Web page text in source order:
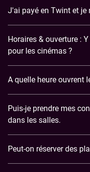
J'ai payé en Twint et je
Horaires & ouverture :
pour les cinémas ?
A quelle heure ouvrent
Puis-je prendre mes
dans les salles.
Peut-on réserver des